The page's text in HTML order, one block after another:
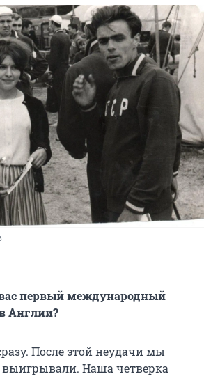
первый международный
Англии?
После этой неудачи мы
выигрывали. Наша четверка